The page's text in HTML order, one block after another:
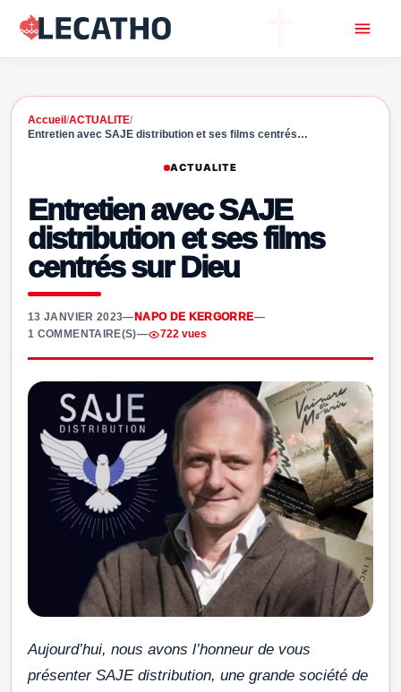
Accueil /ACTUALITE/
Entretien avec SAJE distribution et ses films centrés…
ACTUALITE
Entretien avec SAJE
distribution et ses films
centrés sur Dieu
13 JANVIER 2023— NAPO DE KERGORRE—
1 COMMENTAIRE(S)— 722 vues
Aujourd’hui, nous avons l’honneur de vous
présenter SAJE distribution, une grande société de